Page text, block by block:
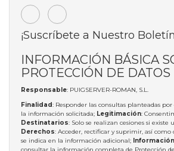
¡Suscríbete a Nuestro
INFORMACIÓN BÁSICA
PROTECCIÓN DE DATOS
Responsable: PUIGSERVER-ROMAN, S.L.
Finalidad: Responder las consultas planteadas
la información solicitada; Legitimación:
Destinatarios: Solo se realizan cesiones si
Derechos: Acceder, rectificar y suprimir, así como
se indica en la información adicional;
consultar la información completa de Protección